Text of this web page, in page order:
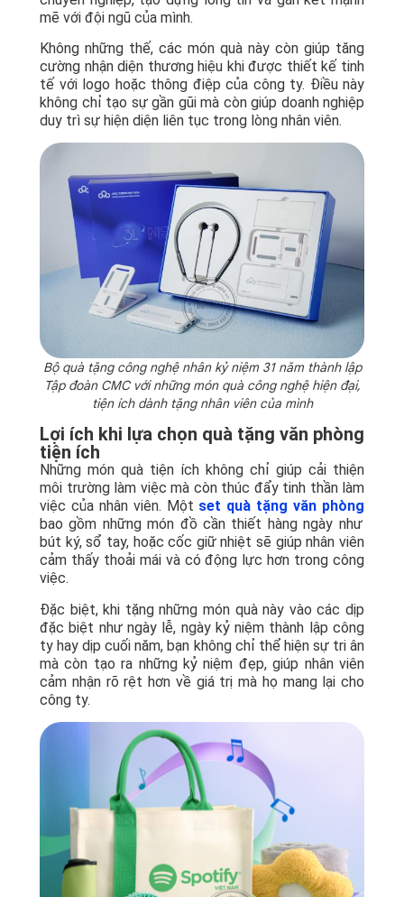
mẽ với đội ngũ của mình.
Không những thế, các món quà này còn giúp tăng
cường nhận diện thương hiệu khi được thiết kế tinh
tế với logo hoặc thông điệp của công ty. Điều này
không chỉ tạo sự gần gũi mà còn giúp doanh nghiệp
duy trì sự hiện diện liên tục trong lòng nhân viên.
Bộ quà tặng công nghệ nhân kỷ niệm 31 năm thành lập
Tập đoàn CMC với những món quà công nghệ hiện đại,
tiện ích dành tặng nhân viên của mình
Lợi ích khi lựa chọn quà tặng văn phòng
tiện ích
Những món quà tiện ích không chỉ giúp cải thiện
môi trường làm việc mà còn thúc đẩy tinh thần làm
việc của nhân viên. Một set quà tặng văn phòng
bao gồm những món đồ cần thiết hàng ngày như
bút ký, sổ tay, hoặc cốc giữ nhiệt sẽ giúp nhân viên
cảm thấy thoải mái và có động lực hơn trong công
việc.
Đặc biệt, khi tặng những món quà này vào các dịp
đặc biệt như ngày lễ, ngày kỷ niệm thành lập công
ty hay dịp cuối năm, bạn không chỉ thể hiện sự tri ân
mà còn tạo ra những kỷ niệm đẹp, giúp nhân viên
cảm nhận rõ rệt hơn về giá trị mà họ mang lại cho
công ty.